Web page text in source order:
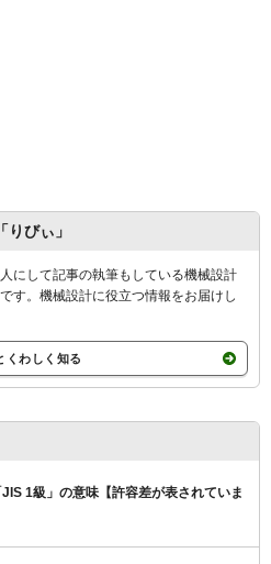
1級」の意味【許容差が表されていま
びぃ」
にして記事の執筆もしている機械設計
す。機械設計に役立つ情報をお届けし
くわしく知る